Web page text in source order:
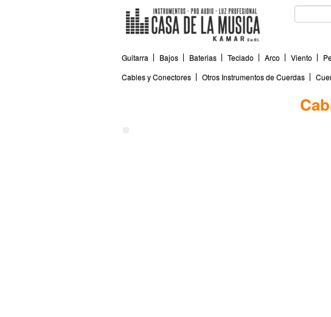
Guitarra Bajos Baterias Teclado Arco Viento
Cables y Conectores
Otros Instrumentos de Cuerdas